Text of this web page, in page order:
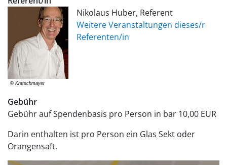
Nikolaus Huber, Referent
Weitere Veranstaltungen dieses/r
Referenten/in
Gebühr
Gebühr auf Spendenbasis pro Person in bar 10,00 EUR
Darin enthalten ist pro Person ein Glas Sekt oder
Orangensaft.